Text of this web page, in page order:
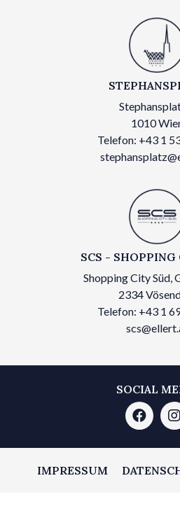
1010
Telefon: +43 1
SCS - SHOPPING
Shopping City Süd,
2334
Telefon: +43 1
SOCIAL
IMPRESSUM